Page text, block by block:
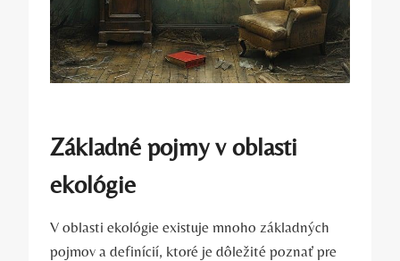
Základné pojmy v oblasti
ekológie
V oblasti ekológie existuje⁢ mnoho základných‍
pojmov a definícií, ktoré je dôležité poznať pre